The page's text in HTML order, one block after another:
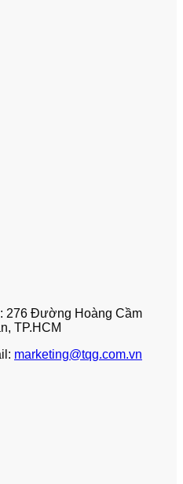
276 Đường Hoàng Cầm
TP.HCM
marketing@tqg.com.vn